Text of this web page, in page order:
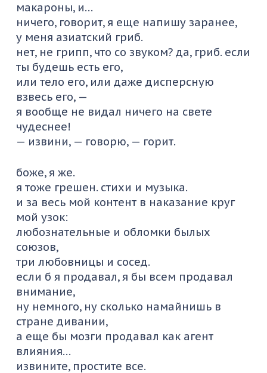
макароны, и…
ничего, говорит, я еще напишу заранее,
у меня азиатский гриб.
нет, не грипп, что со звуком? да, гриб. если
ты будешь есть его,
или тело его, или даже дисперсную
взвесь его, —
я вообще не видал ничего на свете
чудеснее!
— извини, — говорю, — горит.
боже, я же.
я тоже грешен. стихи и музыка.
и за весь мой контент в наказание круг
мой узок:
любознательные и обломки былых
союзов,
три любовницы и сосед.
если б я продавал, я бы всем продавал
внимание,
ну немного, ну сколько намайнишь в
стране дивании,
а еще бы мозги продавал как агент
влияния…
извините, простите все.